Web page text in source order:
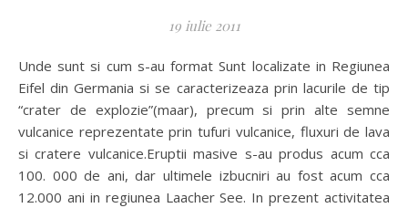
19 iulie 2011
Unde sunt si cum s-au format Sunt localizate in Regiunea
Eifel din Germania si se caracterizeaza prin lacurile de tip
“crater de explozie”(maar), precum si prin alte semne
vulcanice reprezentate prin tufuri vulcanice, fluxuri de lava
si cratere vulcanice.Eruptii masive s-au produs acum cca
100. 000 de ani, dar ultimele izbucniri au fost acum cca
12.000 ani in regiunea Laacher See. In prezent activitatea